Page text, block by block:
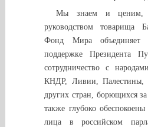
Мы знаем и ценим,
руководством товарища
Фонд Мира объединяет
поддержке Президента
сотрудничество с
КНДР, Ливии, Палестины,
других стран, борющихся
также глубоко
лица в российском